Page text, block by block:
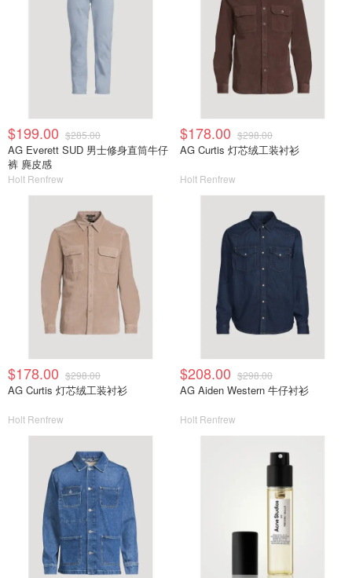
$199.00 $285.00
AG Everett SUD 男士修身直筒牛仔
裤 麂皮感
Holt Renfrew
$178.00 $298.00
AG Curtis 灯芯绒工装衬衫
Holt Renfrew
$178.00 $298.00
AG Curtis 灯芯绒工装衬衫
Holt Renfrew
$208.00 $298.00
AG Aiden Western 牛仔衬衫
Holt Renfrew